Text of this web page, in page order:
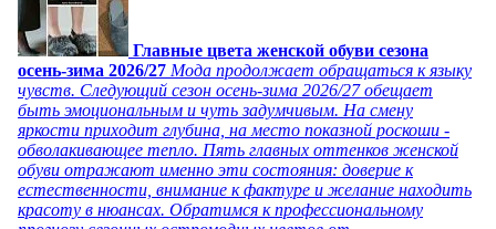
Главные цвета женской обуви сезона
осень-зима 2026/27 Мода продолжает обращаться к языку
чувств. Следующий сезон осень-зима 2026/27 обещает
быть эмоциональным и чуть задумчивым. На смену
яркости приходит глубина, на место показной роскоши -
обволакивающее тепло. Пять главных оттенков женской
обуви отражают именно эти состояния: доверие к
естественности, внимание к фактуре и желание находить
красоту в нюансах. Обратимся к профессиональному